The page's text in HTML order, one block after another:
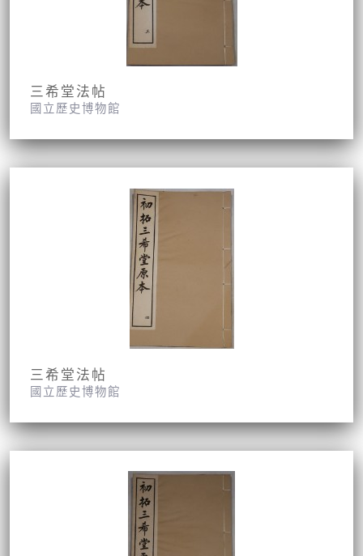
三希堂法帖
國立歷史博物館
三希堂法帖
國立歷史博物館